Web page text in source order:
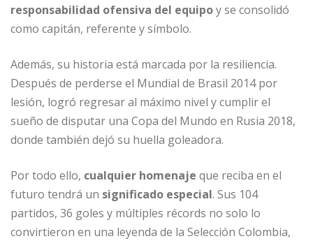
responsabilidad ofensiva del equipoy se consolidó
como capitán, referente y símbolo.
Además, su historia está marcada por la resiliencia.
Después de perderse el Mundial de Brasil 2014 por
lesión, logró regresar al máximo nivel y cumplir el
sueño de disputar una Copa del Mundo en Rusia 2018,
donde también dejó su huella goleadora.
Por todo ello, cualquier homenaje que reciba en el
futuro tendrá un significado especial. Sus 104
partidos, 36 goles y múltiples récords no solo lo
convirtieron en una leyenda de la Selección Colombia,